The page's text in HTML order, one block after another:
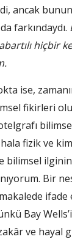
ancak
farkındaydı.
hiçbir
ise,
fikirleri
fizik ve
bilimsel
Bir
ifade
Bay
ve hayal